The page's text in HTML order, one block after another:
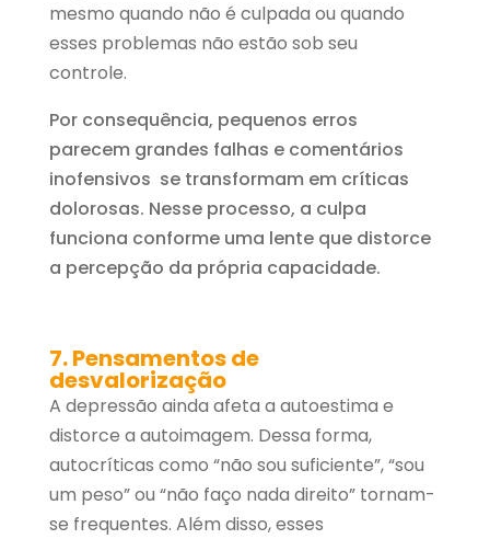
mesmo quando não é culpada ou quando
esses problemas não estão sob seu
controle.
Por consequência, pequenos erros
parecem grandes falhas e comentários
inofensivos se transformam em críticas
dolorosas. Nesse processo, a culpa
funciona conforme uma lente que distorce
a percepção da própria capacidade.
7. Pensamentos de
desvalorização
A depressão ainda afeta a autoestima e
distorce a autoimagem. Dessa forma,
autocríticas como “não sou suficiente”, “sou
um peso” ou “não faço nada direito” tornam-
se frequentes. Além disso, esses